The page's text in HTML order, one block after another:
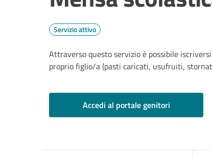
Servizio attivo
Attraverso questo servizio è possibile
proprio figlio/a (pasti caricati, usufruiti,
Accedi al portale genitori